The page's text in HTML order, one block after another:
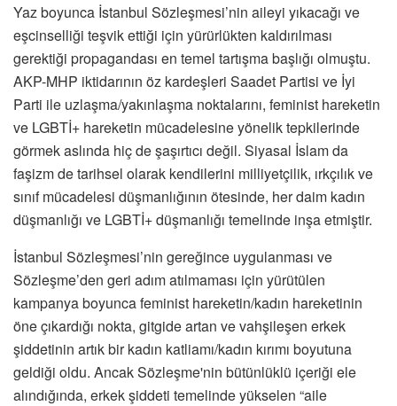
Yaz boyunca İstanbul Sözleşmesi’nin aileyi yıkacağı ve
eşcinselliği teşvik ettiği için yürürlükten kaldırılması
gerektiği propagandası en temel tartışma başlığı olmuştu.
AKP-MHP iktidarının öz kardeşleri Saadet Partisi ve İyi
Parti ile uzlaşma/yakınlaşma noktalarını, feminist hareketin
ve LGBTİ+ hareketin mücadelesine yönelik tepkilerinde
görmek aslında hiç de şaşırtıcı değil. Siyasal İslam da
faşizm de tarihsel olarak kendilerini milliyetçilik, ırkçılık ve
sınıf mücadelesi düşmanlığının ötesinde, her daim kadın
düşmanlığı ve LGBTİ+ düşmanlığı temelinde inşa etmiştir.
İstanbul Sözleşmesi’nin gereğince uygulanması ve
Sözleşme’den geri adım atılmaması için yürütülen
kampanya boyunca feminist hareketin/kadın hareketinin
öne çıkardığı nokta, gitgide artan ve vahşileşen erkek
şiddetinin artık bir kadın katliamı/kadın kırımı boyutuna
geldiği oldu. Ancak Sözleşme'nin bütünlüklü içeriği ele
alındığında, erkek şiddeti temelinde yükselen “aile